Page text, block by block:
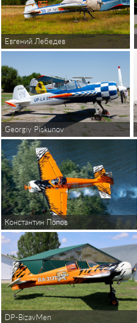
Евгений Лебедев
Georgiy Piskunov
Константин Попов
DP-BizavMen